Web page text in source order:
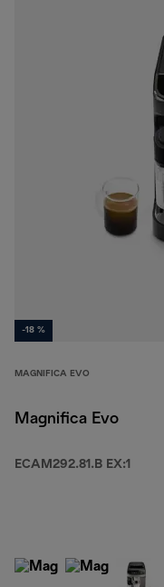
-18 %
MAGNIFICA EVO
Magnifica Evo
ECAM292.81.B EX:1